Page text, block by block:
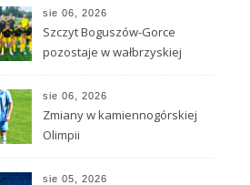
sie 06, 2026
Szczyt Boguszów-Gorce
pozostaje w wałbrzyskiej
sie 06, 2026
Zmiany w kamiennogórskiej
Olimpii
sie 05, 2026